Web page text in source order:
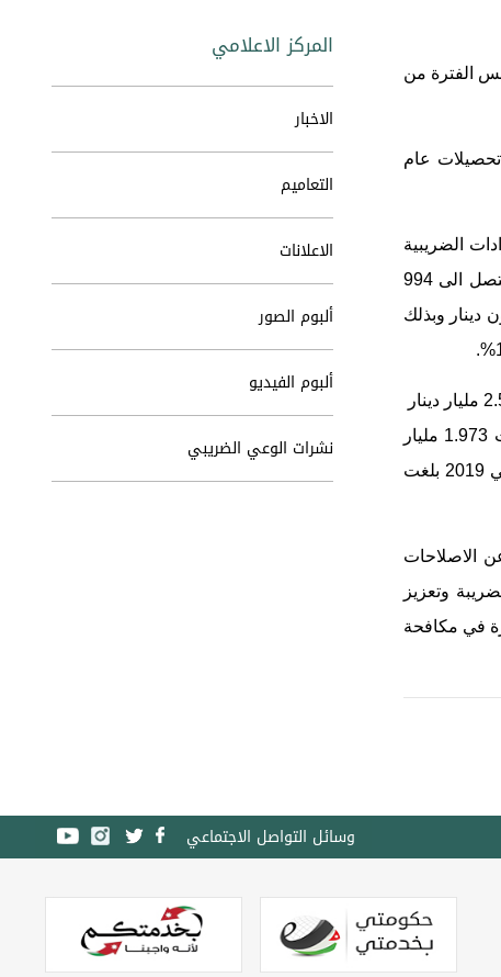
حين التحصيلات خلال نفس الفترة من
خلال الاشهر الثمانية الماضية من العام الحالي بلغت 14 % عن تحصيلات عام
الضريبية
غير المباشرة( الضريبة العامة على المبيعات) حيث ارتفع تحصيلات ضريبة الدخل خلال الاشهر الثمانية الماضية من العام الحالي لتصل الى 994
من العام الماضي2020 بلغت 921 مليون دينار وفي العام قبل الماضي 2019 بلغت 859 مليون دينار وبذلك
وبينت الدائرة ان مجموع تحصيلات الدائرة من الضريبة العامة على المبيعات خلال الاشهر الثمانية الماضية من العام الحالي بلغت 2.580 مليار دينار
في حين خلال نفس الفترة من العام الماضي 2020 بلغت 2.205 مليار دينار وخلال نفس الفترة من العام قبل الماضي 2019 بلغت 1.973 مليار
دينار وبذلك فان نسبة الزيادة خلال العام الحالي عن نفس الفترة من عام 2020 بلغت 17% وعن نفس الفترة من العام قبل الماضي 2019 بلغت
الاصلاحات
وتعزيز
في مكافحة
المركز الاعلامي
الاخبار
التعاميم
الاعلانات
ألبوم الصور
ألبوم الفيديو
نشرات الوعي الضريبي
وسائل التواصل الاجتماعي